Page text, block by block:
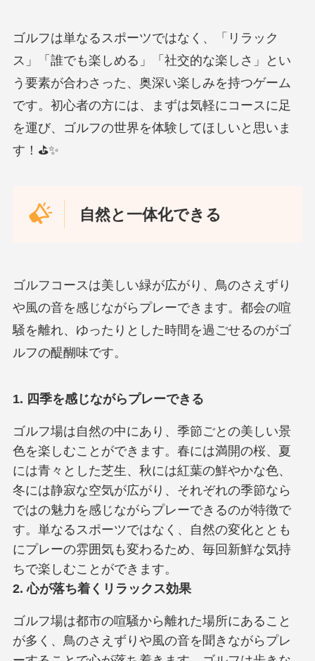
ゴルフは単なるスポーツではなく、「リラック
ス」「誰でも楽しめる」「社交的な楽しさ」とい
う要素が合わさった、奥深い楽しみを持つゲーム
です。初心者の方には、まずは気軽にコースに足
を運び、ゴルフの世界を体験してほしいと思いま
す！⛳✨
自然と一体化できる
ゴルフコースは美しい緑が広がり、鳥のさえずり
や風の音を感じながらプレーできます。都会の喧
騒を離れ、ゆったりとした時間を過ごせるのがゴ
ルフの醍醐味です。
1. 四季を感じながらプレーできる
ゴルフ場は自然の中にあり、季節ごとの美しい景
色を楽しむことができます。春には満開の桜、夏
には青々とした芝生、秋には紅葉の鮮やかな色、
冬には静寂な空気が広がり、それぞれの季節なら
ではの魅力を感じながらプレーできるのが特徴で
す。単なるスポーツではなく、自然の変化ととも
にプレーの雰囲気も変わるため、毎回新鮮な気持
ちで楽しむことができます。
2. 心が落ち着くリラックス効果
ゴルフ場は都市の喧騒から離れた場所にあること
が多く、鳥のさえずりや風の音を聞きながらプレ